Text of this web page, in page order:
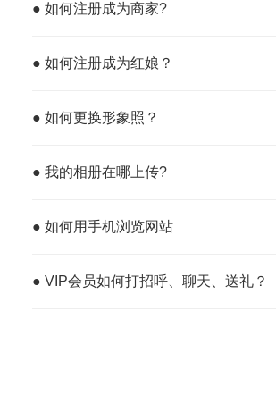
● 如何注册成为商家?
● 如何注册成为红娘？
● 如何更换形象照？
● 我的相册在哪上传?
● 如何用手机浏览网站
● VIP会员如何打招呼、聊天、送礼？